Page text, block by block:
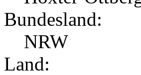
Bundesland:
NRW
Land: